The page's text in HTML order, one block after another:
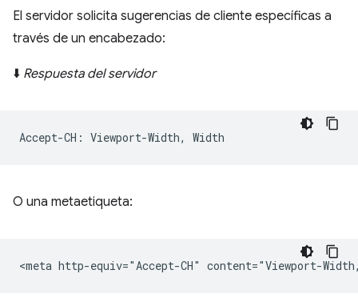
El servidor solicita sugerencias de cliente específicas a
través de un encabezado:
⬇️ Respuesta del servidor
O una metaetiqueta: